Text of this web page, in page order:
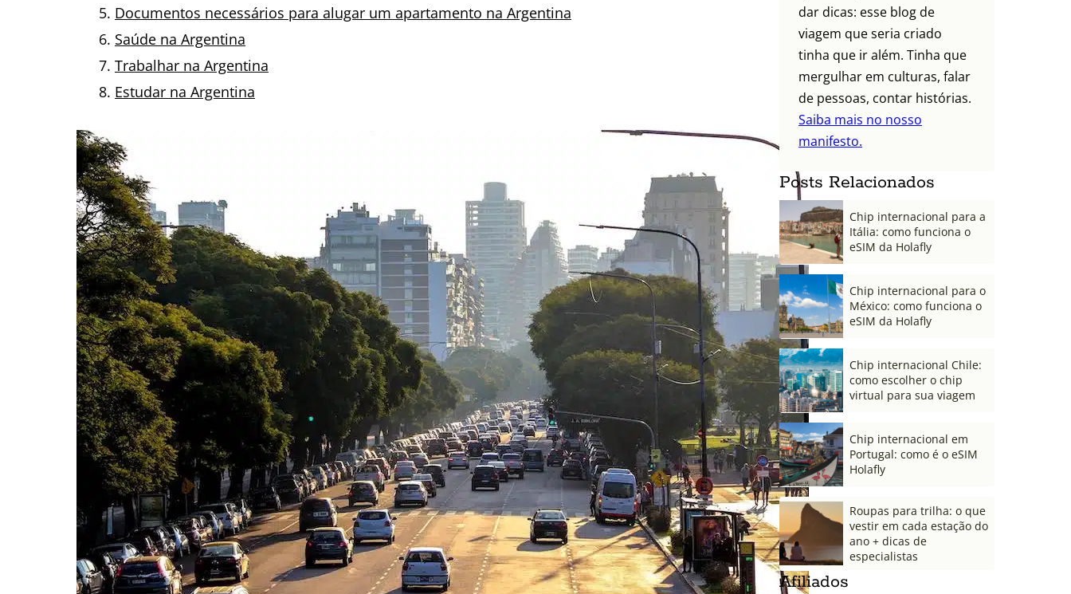
Documentos necessários para alugar um apartamento na Argentina
Saúde na Argentina
Trabalhar na Argentina
Estudar na Argentina
dar dicas: esse blog de
viagem que seria criado
tinha que ir além. Tinha que
mergulhar em culturas, falar
de pessoas, contar histórias.
Saiba mais no nosso
manifesto.
Posts Relacionados
Chip internacional para a
Itália: como funciona o
eSIM da Holafly
Chip internacional para o
México: como funciona o
eSIM da Holafly
Chip internacional Chile:
como escolher o chip
virtual para sua viagem
Chip internacional em
Portugal: como é o eSIM
Holafly
Roupas para trilha: o que
vestir em cada estação do
ano + dicas de
especialistas
Afiliados